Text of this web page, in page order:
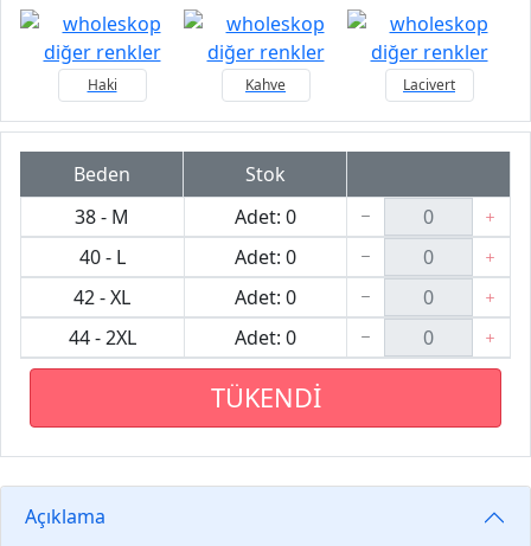
Haki Kahve Lacivert
Beden
Stok
38 - M
Adet: 0
40 - L
Adet: 0
42 - XL
Adet: 0
44 - 2XL
Adet: 0
TÜKENDİ
Açıklama